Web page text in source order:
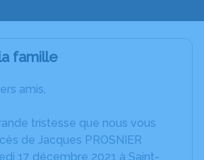
famille
amis,
tristesse que nous vous
de Jacques PROSNIER
17 décembre 2021 à Saint-